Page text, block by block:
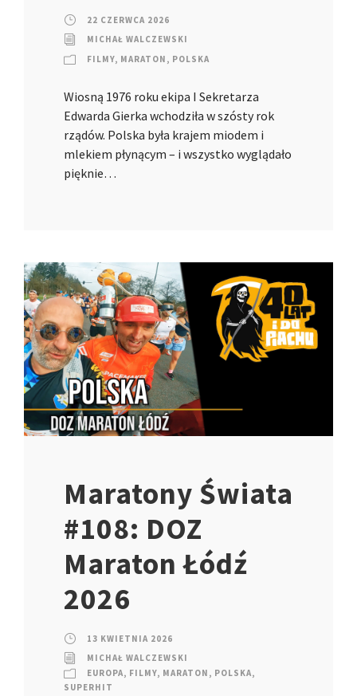
22 CZERWCA 2026
MICHAŁ WALCZEWSKI
FILMY, MARATON , POLSKA
Wiosną 1976 roku ekipa I Sekretarza
Edwarda Gierka wchodziła w szósty rok
rządów. Polska była krajem miodem i
mlekiem płynącym – i wszystko wyglądało
pięknie…
Maratony Świata
#108: DOZ
Maraton Łódź
2026
13 KWIETNIA 2026
MICHAŁ WALCZEWSKI
EUROPA, FILMY, MARATON , POLSKA,
SUPERHIT